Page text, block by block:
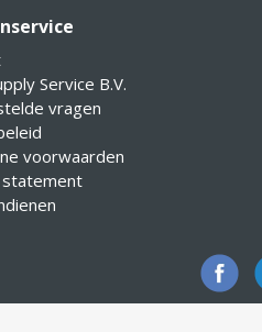
Service B.V.
vragen
voorwaarden
statement